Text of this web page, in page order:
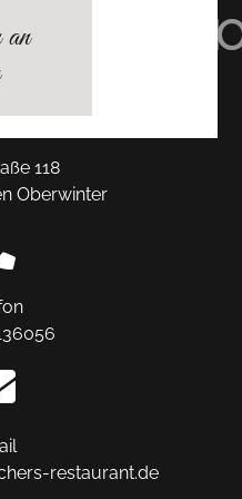
118
Oberwinter
restaurant.de